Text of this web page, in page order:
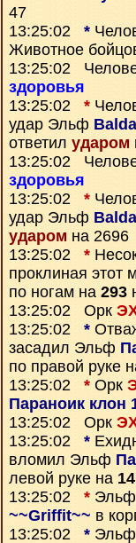
47
13:25:02 *
Животное
13:25:02
здоровья
13:25:02 *
удар Эльф
ответил ударом
13:25:02
здоровья
13:25:02 *
удар Эльф
ударом на 2696
13:25:02 *
проклиная этот
по ногам на 293
13:25:02 Орк
13:25:02 *
засадил Эльф
по правой руке
13:25:02 * Орк
Параноик клон
13:25:02 Орк
13:25:02 *
вломил Эльф
левой руке на
13:25:02 * Эльф
~~Griffit~~ в
13:25:02 * Эльф